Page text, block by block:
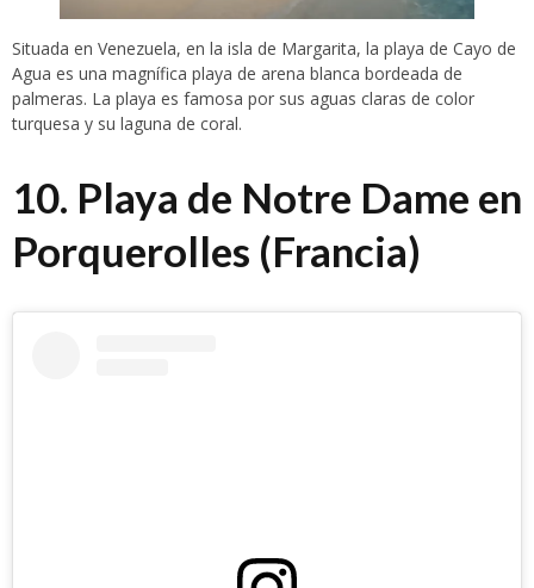
Situada en Venezuela, en la isla de Margarita, la playa de Cayo de
Agua es una magnífica playa de arena blanca bordeada de
palmeras. La playa es famosa por sus aguas claras de color
turquesa y su laguna de coral.
10. Playa de Notre Dame en
Porquerolles (Francia)